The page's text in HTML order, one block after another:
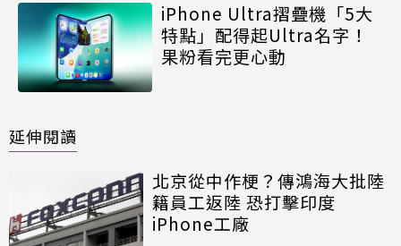
iPhone Ultra摺疊機「5大
特點」配得起Ultra名字！
果粉看完更心動
延伸閱讀
北京從中作梗？傳鴻海大批陸
籍員工返陸 恐打擊印度
iPhone工廠